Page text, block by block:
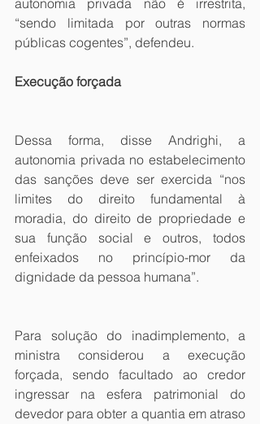
autonomia privada não é irrestrita,
“sendo limitada por outras normas
públicas cogentes”, defendeu.
Execução forçada
Dessa forma, disse Andrighi, a
autonomia privada no estabelecimento
das sanções deve ser exercida “nos
limites do direito fundamental à
moradia, do direito de propriedade e
sua função social e outros, todos
enfeixados no princípio-mor da
dignidade da pessoa humana”.
Para solução do inadimplemento, a
ministra considerou a execução
forçada, sendo facultado ao credor
ingressar na esfera patrimonial do
devedor para obter a quantia em atraso